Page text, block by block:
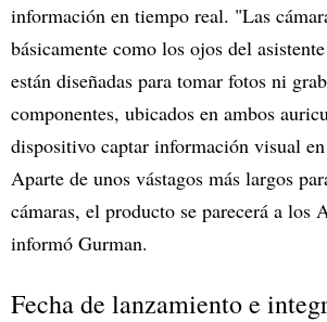
información en tiempo real. "Las
básicamente como los ojos del
están diseñadas para tomar fotos ni
componentes, ubicados en ambos
dispositivo captar información visual
Aparte de unos vástagos más largos
cámaras, el producto se parecerá a los
informó Gurman.
Fecha de lanzamiento e